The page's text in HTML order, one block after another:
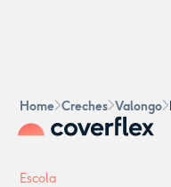
Home Creches Valongo
Escola